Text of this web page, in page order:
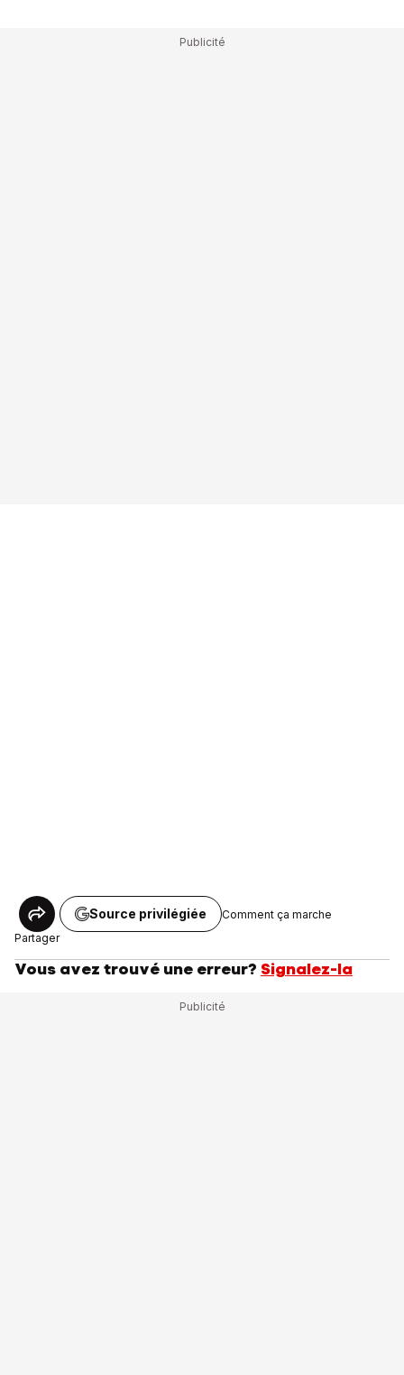
Partager
Source privilégiée Comment ça marche
Vous avez trouvé une erreur? Signalez-la